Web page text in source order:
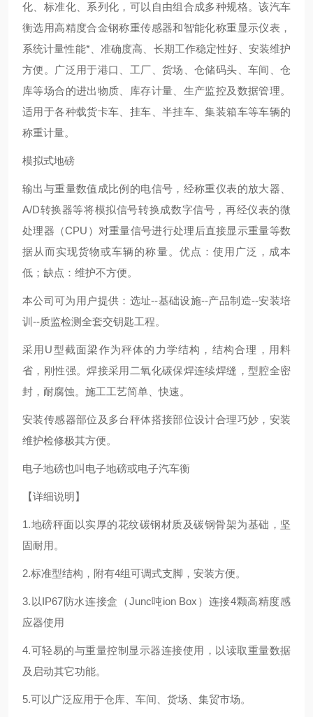
化、标准化、系列化，可以自由组合成多种规格。该汽车
衡选用高精度合金钢称重传感器和智能化称重显示仪表，
系统计量性能*、准确度高、长期工作稳定性好、安装维护
方便。广泛用于港口、工厂、货场、仓储码头、车间、仓
库等场合的进出物质、库存计量、生产监控及数据管理。
适用于各种载货卡车、挂车、半挂车、集装箱车等车辆的
称重计量。
模拟式地磅
输出与重量数值成比例的电信号，经称重仪表的放大器、
A/D转换器等将模拟信号转换成数字信号，再经仪表的微
处理器（CPU）对重量信号进行处理后直接显示重量等数
据从而实现货物或车辆的称量。优点：使用广泛，成本
低；缺点：维护不方便。
本公司可为用户提供：选址--基础设施--产品制造--安装培
训--质监检测全套交钥匙工程。
采用U型截面梁作为秤体的力学结构，结构合理，用料
省，刚性强。焊接采用二氧化碳保焊连续焊缝，型腔全密
封，耐腐蚀。施工工艺简单、快速。
安装传感器部位及多台秤体搭接部位设计合理巧妙，安装
维护检修极其方便。
电子地磅也叫电子地磅或电子汽车衡
【详细说明】
1.地磅秤面以实厚的花纹碳钢材质及碳钢骨架为基础，坚
固耐用。
2.标准型结构，附有4组可调式支脚，安装方便。
3.以IP67防水连接盒（Junc吨ion Box）连接4颗高精度感
应器使用
4.可轻易的与重量控制显示器连接使用，以读取重量数据
及启动其它功能。
5.可以广泛应用于仓库、车间、货场、集贸市场。